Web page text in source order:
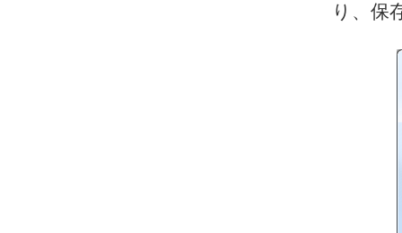
り、保